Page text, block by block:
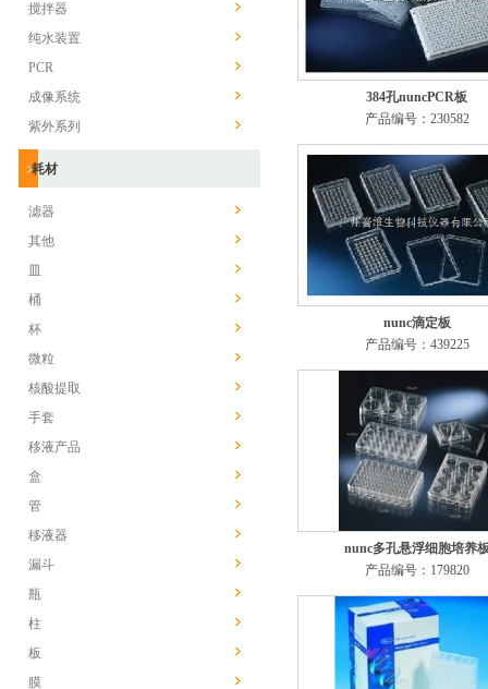
搅拌器
纯水装置
PCR
成像系统
紫外系列
耗材
滤器
其他
皿
桶
杯
微粒
核酸提取
手套
移液产品
盒
管
移液器
漏斗
瓶
柱
板
膜
384孔nuncPCR板
产品编号：230582
nunc滴定板
产品编号：439225
nunc多孔悬浮细胞培养
产品编号：179820